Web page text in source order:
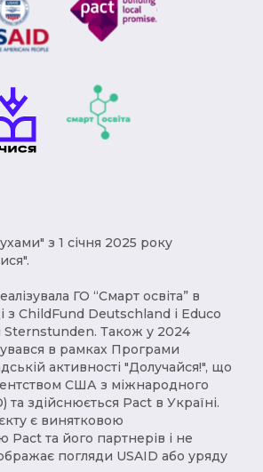
з 1 січня 2025 року
ГО “Смарт освіта” в
з ChildFund Deutschland і Educo
Sternstunden. Також у 2024
в рамках Програми
активності "Долучайся!", що
США з міжнародного
та здійснюється Pact в Україні.
є винятковою
Pact та його партнерів і не
погляди USAID або уряду